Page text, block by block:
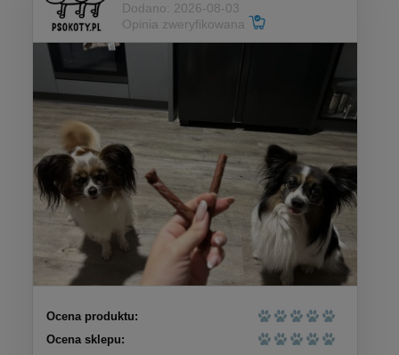
Dodano: 2026-08-03
Opinia zweryfikowana
Ocena produktu:
Ocena sklepu: